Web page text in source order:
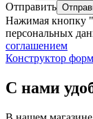
Отправить
Нажимая кнопку
персональных
соглашением
Конструктор форм
С нами